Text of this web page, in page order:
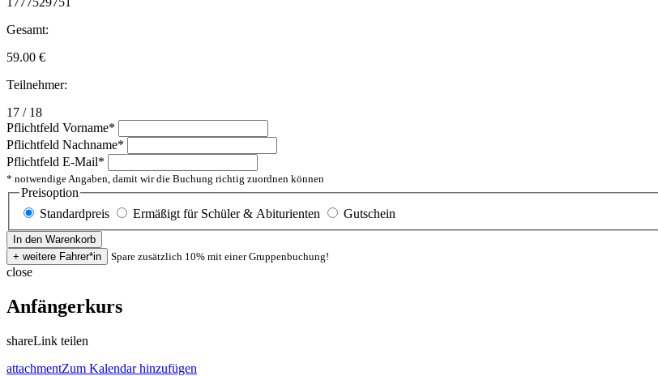
Gesamt:
59.00 €
Teilnehmer:
17 / 18
Pflichtfeld Vorname*
Pflichtfeld Nachname*
Pflichtfeld E-Mail*
* notwendige Angaben, damit wir die Buchung richtig zuordnen können
Preisoption
Standardpreis
Ermäßigt für Schüler & Abiturienten Gutschein
Spare zusätzlich 10% mit einer Gruppenbuchung!
close
Anfängerkurs
shareLink teilen
attachmentZum Kalendar hinzufügen